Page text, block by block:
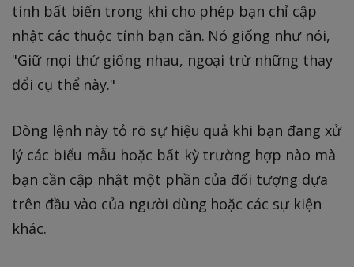
tính bất biến trong khi cho phép bạn chỉ cập
nhật các thuộc tính bạn cần. Nó giống như nói,
"Giữ mọi thứ giống nhau, ngoại trừ những thay
đổi cụ thể này."
Dòng lệnh này tỏ rõ sự hiệu quả khi bạn đang xử
lý các biểu mẫu hoặc bất kỳ trường hợp nào mà
bạn cần cập nhật một phần của đối tượng dựa
trên đầu vào của người dùng hoặc các sự kiện
khác.